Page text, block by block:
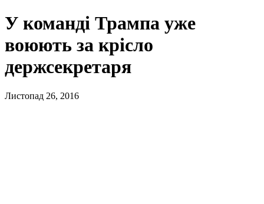
У команді Трампа уже
воюють за крісло
держсекретаря
Листопад 26, 2016